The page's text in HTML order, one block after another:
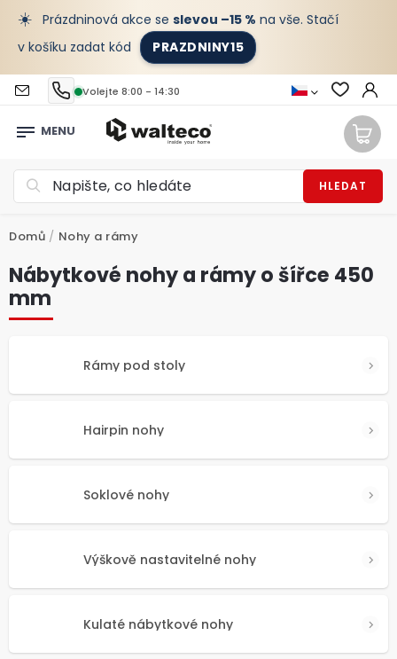
☀️ Prázdninová akce se slevou –15 % na vše. Stačí
v košíku zadat kód
PRAZDNINY15
Volejte 8:00 - 14:30
HLEDAT
Domů / Nohy a rámy
Nábytkové nohy a rámy o šířce 450
mm
Rámy pod stoly
Hairpin nohy
Soklové nohy
Výškově nastavitelné nohy
Kulaté nábytkové nohy